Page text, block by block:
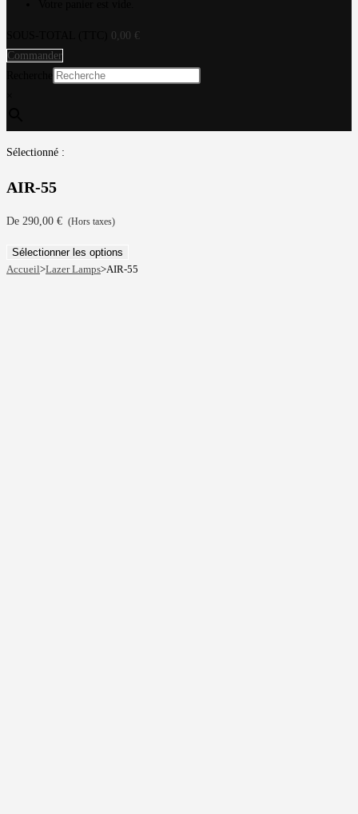
0,00 €
Commander
Sélectionné :
AIR-55
De 290,00 € (Hors taxes)
Sélectionner les options
Accueil>Lazer Lamps>AIR-55